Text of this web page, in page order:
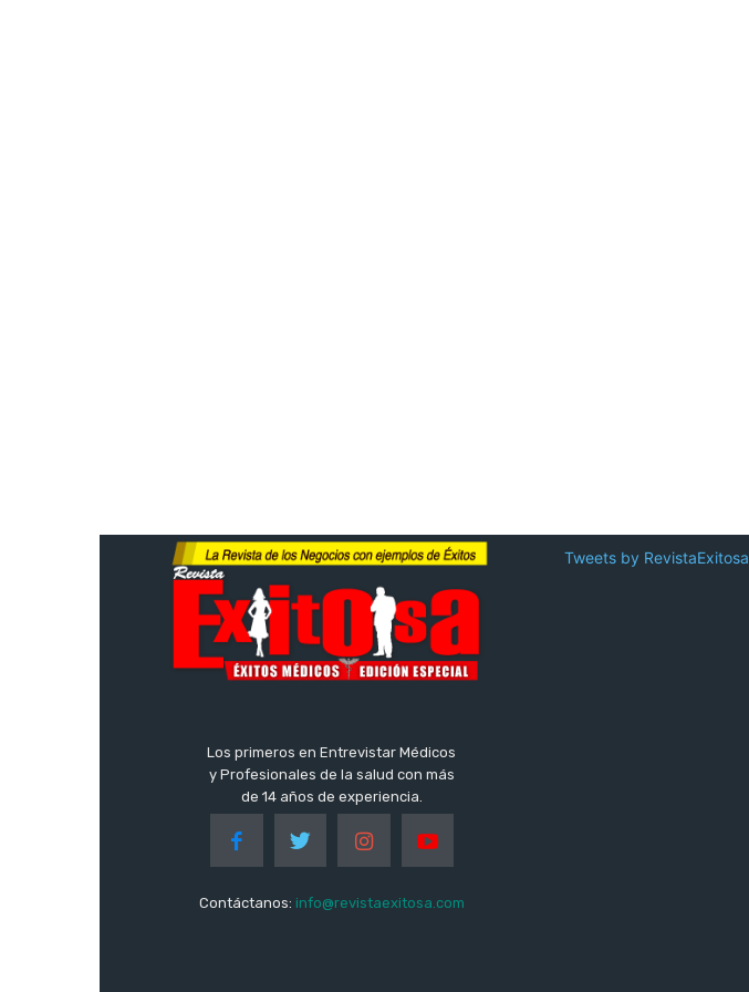
Los primeros en Entrevistar Médicos
y Profesionales de la salud con más
de 14 años de experiencia.
Contáctanos: info@revistaexitosa.com
Tweets by RevistaExitosa